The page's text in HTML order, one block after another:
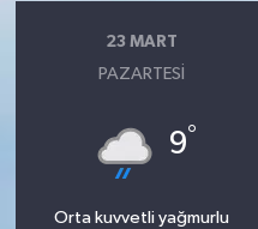
23 MART
PAZARTESI
9°
Orta kuvvetli yağmurlu